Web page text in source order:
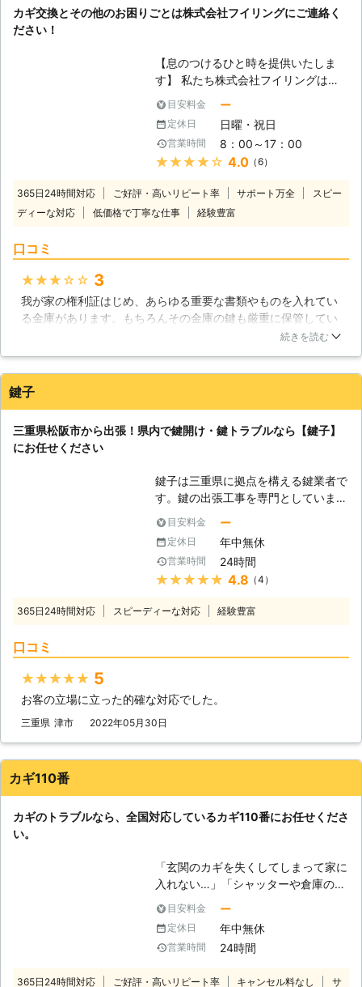
の鍵穴に特殊な工具を差し込み、鍵無
しで錠をあける手口です。侵入犯罪の
ない留守を狙う空き巣、夜寝ている時
に侵入する忍び込み、昼間の在宅中に
も関わらず昼寝などしている時に入り
込む居空き。この3つの中で多いのは
「空き巣」で、全体の4割を占めま
す。もちろん他の手口にも注意しなけ
ればいけないので、24時間油断は出
1つのドアに2つの鍵を付けることなの
で、カギ交換、補助カギの取り付けな
性能が高い錠前に交換するのも1つの手という話でした。もっ
ともな話だったので交換を依頼しました。
2016年12月30日
カギ交換とその他のお困りごとは株式会社フイリングにご連絡く
ださい！
【息のつけるひと時を提供いたしま
す】 私たち株式会社フイリングは三
重県にてお客様の豊かな暮らしを応援
する会社です。せわしない毎日の中で
日々忙殺されていきますと身近な大切
なものに気づけなくなってしまいま
す。そんな中で当社をご利用いただ
と時をご提供しております。 【新し
い扉】 家の扉というものは毎日何気
た、気分を変えるために扉の取り換え
を考えている方もいらっしゃるでしょ
う。その際に防犯セキュリティの付い
がでしょう。私たちを守ってくれてい
しょうか。 【防犯性】 防犯を高める
のに一番手っ取り早いのはカギの増設
ではないでしょうか。今あるドアや窓
にもう一つカギを取り付けることによ
り、防犯性は格段に上がります。他に
も今あるカギを取り換えることも有効
です。防犯性を上げるためにカギ交換
やカギの増設をご検討ください。
目安料金 ー
定休日 日曜・祝日
営業時間 8：00～17：00
★★★★★ 4.0（6）
365日24時間対応 ご好評・高いリピート率 サポート万全
スピー
ディーな対応
低価格で丁寧な仕事 経験豊富
口コミ
★★★★★ 3
我が家の権利証はじめ、あらゆる重要な書類やものを入れてい
る金庫があります。もちろんその金庫の鍵も厳重に保管してい
ますが、金庫自体、本当にたまにしか開けないのと、そもそも
したが、無いものは仕方ないので、鍵開けのプロである業者さ
んに依頼しました。しかし、金庫の鍵は特殊だったために、こ
に、特殊な鍵開けのため、非常に料金も高くなりました。家内
には二重で叱られる羽目になりました。
2016年12月31日
続きを読む
鍵子
三重県松阪市から出張！県内で鍵開け・鍵トラブルなら【鍵子】
にお任せください
鍵子は三重県に拠点を構える鍵業者で
す。鍵の出張工事を専門としています
ので、お客様のもとに駆け付け、鍵の
トラブルを解決させます。鍵のことな
らお任せくださ
い。
<松
鍵のトラブルは急に起こることが多い
阪市に拠点をおく鍵開け屋さんです。
24時間営業していますので、急なご
ク、車の鍵開け（インロック） 家庭
ー） デスク、ロッカー鍵開け その他
の場所でも鍵開けが必要となれば、お
気軽にお問合せください。 <鍵の交換
や鍵作製もお任せを！> 鍵屋として鍵
開けだけでなく、鍵の交換や失くした
鍵の作製なども承っています。 鍵を
失くしたとき、鍵を拾った人に家が特
目安料金 ー
定休日 年中無休
営業時間 24時間
★★★★★ 4.8 （4）
365日24時間対応 スピーディーな対応 経験豊富
口コミ
★★★★★ 5
お客の立場に立った的確な対応でした。
三重県 津市 2022年05月30日
カギ110番
カギのトラブルなら、全国対応しているカギ110番にお任せくださ
い。
「玄関のカギを失くしてしまって家に
入れない…」「シャッターや倉庫のカ
ギを壊してしまった」「車のインロッ
クに対処してほしい」など。 気をつ
けていてもカギのトラブルというのは
あらゆる場所で起きています。 いざ
目安料金 ー
定休日 年中無休
営業時間 24時間
365日24時間対応 ご好評・高いリピート率 キャンセル料なし サ